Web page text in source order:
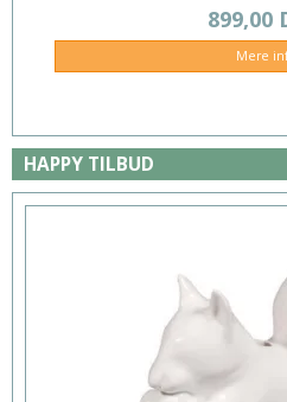
899,00
Mere
HAPPY TILBUD